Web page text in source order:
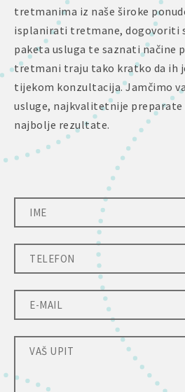
tretmanima iz naše široke
isplanirati tretmane, dogovoriti
paketa usluga te saznati načine
tretmani traju tako kratko da ih
tijekom konzultacija. Jamčimo
usluge, najkvalitetnije preparate
najbolje rezultate.